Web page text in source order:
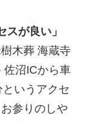
が良い」
木葬 海蔵寺
佐沼ICから車
いうアクセ
参りのしや